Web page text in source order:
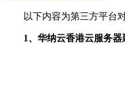
以下内容为第三方平台
1、华纳云香港云服务